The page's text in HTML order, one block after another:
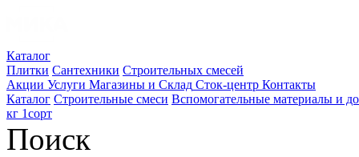
Каталог
Плитки Сантехники Строительных смесей
Акции Услуги Магазины и Склад Сток-центр Контакты
Каталог Строительные смеси Вспомогательные материалы и
кг 1сорт
Поиск